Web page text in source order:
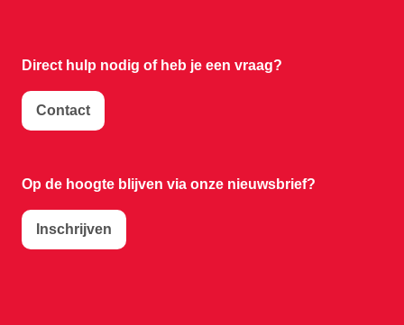
Direct hulp nodig ofheb je een vraag?
Contact
Op de hoogte blijven via onze nieuwsbrief?
Inschrijven